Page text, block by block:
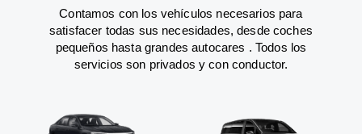
Contamos con los vehículos necesarios para
satisfacer todas sus necesidades, desde coches
pequeños hasta grandes autocares . Todos los
servicios son privados y con conductor.